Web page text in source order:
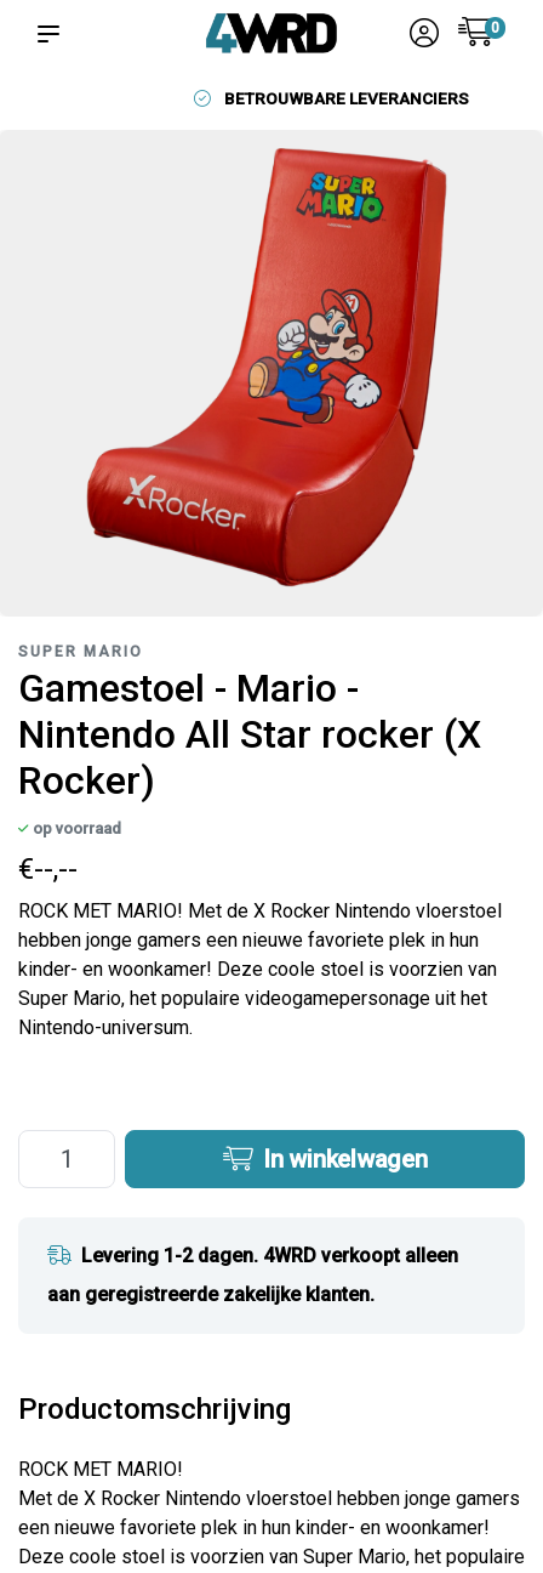
0
BETROUWBARE LEVERANCIERS
SUPER MARIO
Gamestoel - Mario -
Nintendo All Star rocker (X
Rocker)
op voorraad
€--,--
ROCK MET MARIO! Met de X Rocker Nintendo vloerstoel
hebben jonge gamers een nieuwe favoriete plek in hun
kinder- en woonkamer! Deze coole stoel is voorzien van
Super Mario, het populaire videogamepersonage uit het
Nintendo-universum.
In winkelwagen
Levering 1-2 dagen. 4WRD verkoopt alleen
aan geregistreerde zakelijke klanten.
Productomschrijving
ROCK MET MARIO!
Met de X Rocker Nintendo vloerstoel hebben jonge gamers
een nieuwe favoriete plek in hun kinder- en woonkamer!
Deze coole stoel is voorzien van Super Mario, het populaire